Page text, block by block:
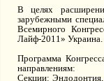
В целях
зарубежными
Всемирного
Лайф-2011» Украина.
Программа
направлениям:
Секции: